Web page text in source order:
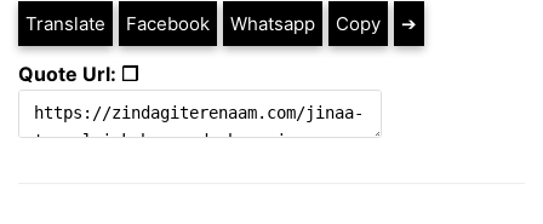
Translate Facebook Whatsapp Copy ➔
Quote Url: ❐